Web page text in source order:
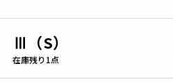
Ⅲ（S）
在庫残り1点